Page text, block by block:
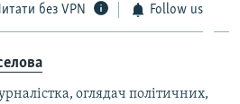
без VPN Follow us
оглядач політичних,